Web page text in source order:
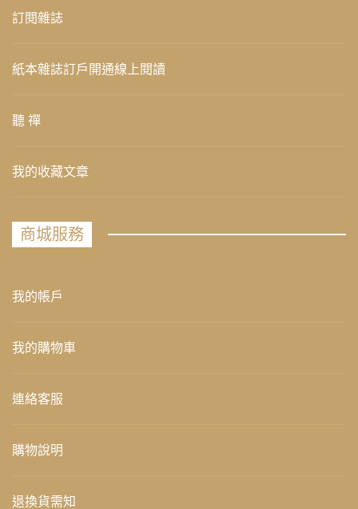
訂閱雜誌
紙本雜誌訂戶開通線上閱讀
聽 禪
我的收藏文章
商城服務
我的帳戶
我的購物車
連絡客服
購物說明
退換貨需知